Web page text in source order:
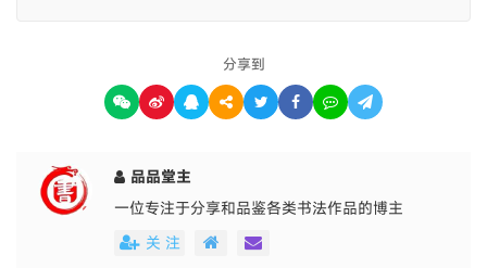
分享到
品品堂主
一位专注于分享和品鉴各类书法作品的博主
关 注